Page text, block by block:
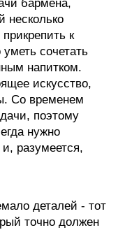
бармена,
несколько
к
сочетать
напитком.
искусство,
Со временем
поэтому
нужно
разумеется,
деталей - тот
точно должен